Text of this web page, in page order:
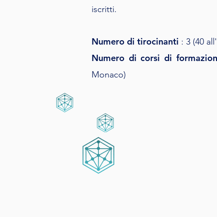
iscritti.
Numero di tirocinanti : 3 (40
Numero di corsi di
Monaco)